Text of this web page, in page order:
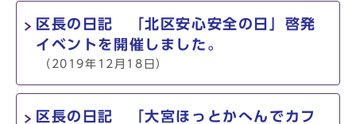
区長の日記 「北区安心安全の日」啓発
イベントを開催しました。
（2019年12月18日）
区長の日記 「大宮ほっとかへんでカフ